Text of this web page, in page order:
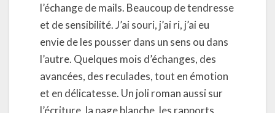
l’échange de mails. Beaucoup de tendresse
et de sensibilité. J’ai souri, j’ai ri, j’ai eu
envie de les pousser dans un sens ou dans
l’autre. Quelques mois d’échanges, des
avancées, des reculades, tout en émotion
et en délicatesse. Un joli roman aussi sur
l’écriture, la page blanche, les rapports